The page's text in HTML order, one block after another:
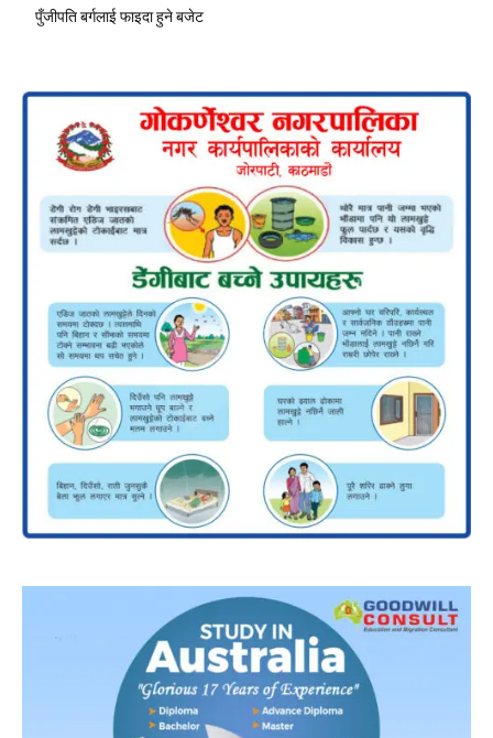
पुँजीपति बर्गलाई फाइदा हुने बजेट